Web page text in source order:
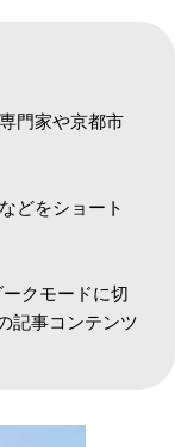
門家や京都市
どをショート
クモードに切
記事コンテンツ